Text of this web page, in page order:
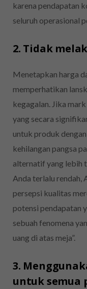
karena pendapatan
seluruh operasional
2. Tidak
Menetapkan harga
memperhatikan
kegagalan. Jika
yang secara
untuk produk
kehilangan pangsa
alternatif yang lebih
Anda terlalu rendah,
persepsi kualitas
potensi pendapatan
sebuah fenomena
uang di atas meja”.
3.
untuk semua